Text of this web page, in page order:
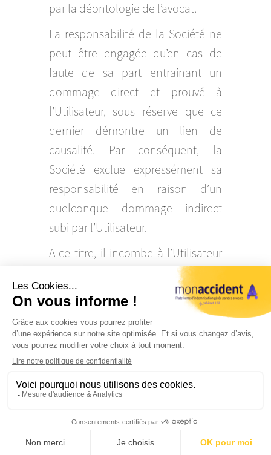
par la déontologie de l’avocat.
La responsabilité de la Société ne
peut être engagée qu’en cas de
faute de sa part entrainant un
dommage direct et prouvé à
l’Utilisateur, sous réserve que ce
dernier démontre un lien de
causalité. Par conséquent, la
Société exclue expressément sa
responsabilité en raison d’un
quelconque dommage indirect
subi par l’Utilisateur.
A ce titre, il incombe à l’Utilisateur
de conserver tous originaux et
copies des documents
communiqués à la Société, dont il
est seul responsable.
La responsabilité de la Société ne
l’Utilisateur si ce dernier trouve au
Rappellez-
moi